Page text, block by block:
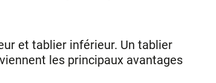
et tablier inférieur. Un tablier
les principaux avantages